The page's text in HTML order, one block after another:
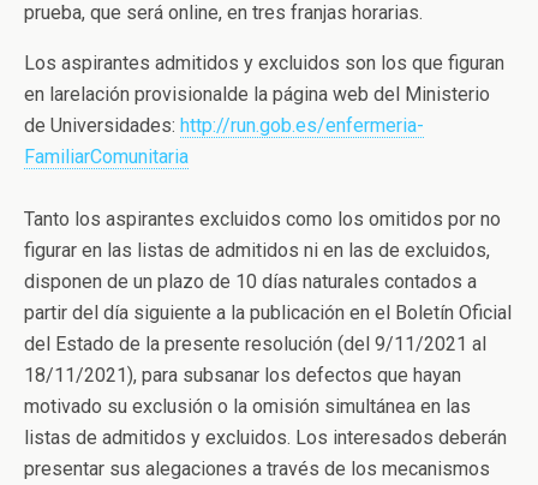
prueba, que será online, en tres franjas horarias.
Los aspirantes admitidos y excluidos son los que figuran
en larelación provisionalde la página web del Ministerio
de Universidades: http://run.gob.es/enfermeria-
FamiliarComunitaria
Tanto los aspirantes excluidos como los omitidos por no
figurar en las listas de admitidos ni en las de excluidos,
disponen de un plazo de 10 días naturales contados a
partir del día siguiente a la publicación en el Boletín Oficial
del Estado de la presente resolución (del 9/11/2021 al
18/11/2021), para subsanar los defectos que hayan
motivado su exclusión o la omisión simultánea en las
listas de admitidos y excluidos. Los interesados deberán
presentar sus alegaciones a través de los mecanismos